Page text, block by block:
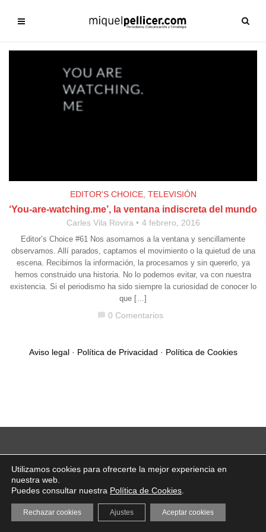
EDITOR'S CHOICE, TELEVISIÓN
‘You-are-watching.me’, la ventana indiscreta del mundo
Carles Vila Rovira 4 febrero, 2016
Editor’s Choice #61 Nos asomamos a la ventana y sencillamente
observamos. Allí parados, captamos el movimiento o la quietud de una
escena. Recibimos la información, la procesamos y sin quererlo, ya
hemos construido una historia. No lo podemos evitar, va con nuestra
existencia. Si el periodismo ha sido siempre la curiosidad de conocer lo
que […]
chat_bubble 0 Comentarios
Aviso legal· Política de Privacidad · Política de Cookies
Utilizamos cookies para ofrecerte la mejor experiencia en
nuestra web.
Puedes consultar nuestra Política de Cookies
Aceptar cookies
Rechazar cookies Ajustes